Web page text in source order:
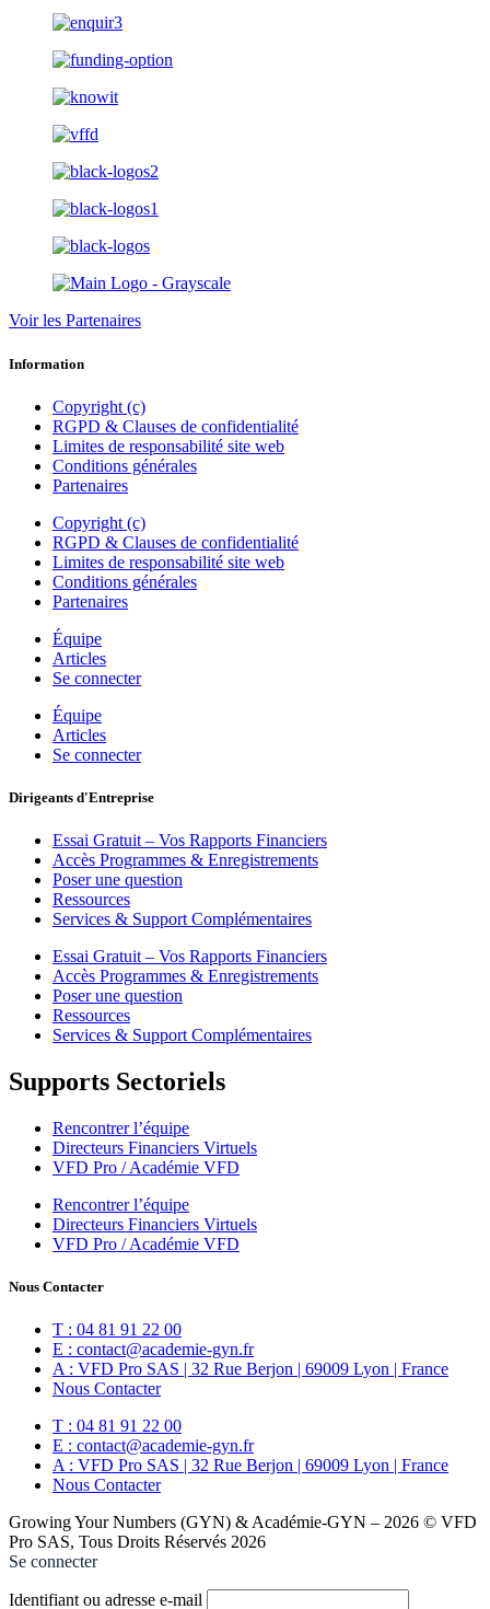
Voir les Partenaires
Information
Copyright (c)
RGPD & Clauses de confidentialité
Limites de responsabilité site web
Conditions générales
Partenaires
Copyright (c)
RGPD & Clauses de confidentialité
Limites de responsabilité site web
Conditions générales
Partenaires
Équipe
Articles
Se connecter
Équipe
Articles
Se connecter
Dirigeants d'Entreprise
Essai Gratuit – Vos Rapports Financiers
Accès Programmes & Enregistrements
Poser une question
Ressources
Services & Support Complémentaires
Essai Gratuit – Vos Rapports Financiers
Accès Programmes & Enregistrements
Poser une question
Ressources
Services & Support Complémentaires
Supports Sectoriels
Rencontrer l’équipe
Directeurs Financiers Virtuels
VFD Pro / Académie VFD
Rencontrer l’équipe
Directeurs Financiers Virtuels
VFD Pro / Académie VFD
Nous Contacter
T : 04 81 91 22 00
E : contact@academie-gyn.fr
A : VFD Pro SAS | 32 Rue Berjon | 69009 Lyon | France
Nous Contacter
T : 04 81 91 22 00
E : contact@academie-gyn.fr
A : VFD Pro SAS | 32 Rue Berjon | 69009 Lyon | France
Nous Contacter
Growing Your Numbers (GYN) & Académie-GYN – 2026 © VFD
Pro SAS, Tous Droits Réservés 2026
Se connecter
Identifiant ou adresse e-mail